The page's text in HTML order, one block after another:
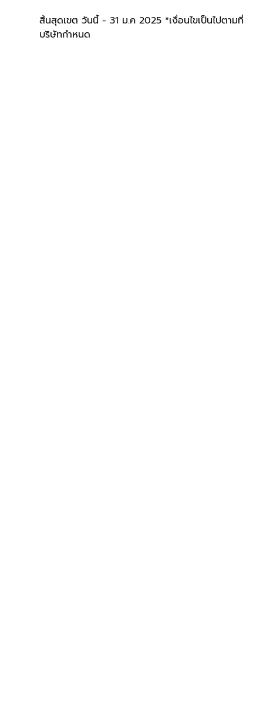
สิ้นสุดเขต วันนี้ - 31 ม.ค 2025 *เงื่อนไขเป็นไปตามที่
บริษัทกำหนด